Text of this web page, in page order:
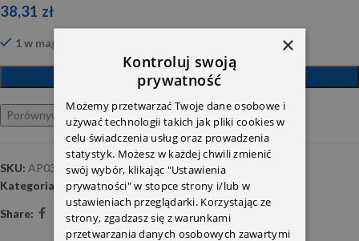
38,31 zł
1 w magazynie
DODAJ DO KOSZYKA
Porównywarka Ulubione
SKU: AP035
Kategoria:
Powietrza
Share:
×
Kontroluj swoją
prywatność
Możemy przetwarzać Twoje dane osobowe i
używać technologii takich jak pliki cookies w
celu świadczenia usług oraz prowadzenia
statystyk. Możesz w każdej chwili zmienić
swój wybór, klikając "Ustawienia
prywatności" w stopce strony i/lub w
ustawieniach przeglądarki. Korzystając ze
strony, zgadzasz się z warunkami
przetwarzania danych osobowych zawartymi